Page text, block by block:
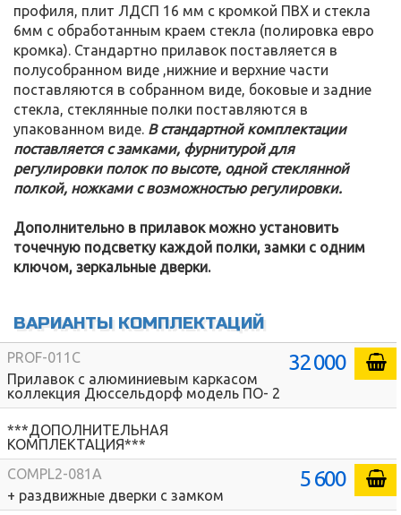
профиля, плит ЛДСП 16 мм с кромкой ПВХ и стекла
6мм с обработанным краем стекла (полировка евро
кромка). Стандартно прилавок поставляется в
полусобранном виде ,нижние и верхние части
поставляются в собранном виде, боковые и задние
стекла, стеклянные полки поставляются в
упакованном виде. В стандартной комплектации
поставляется с замками, фурнитурой для
регулировки полок по высоте, одной стеклянной
полкой, ножками с возможностью регулировки.
Дополнительно в прилавок можно установить
точечную подсветку каждой полки, замки с одним
ключом, зеркальные дверки.
ВАРИАНТЫ КОМПЛЕКТАЦИЙ
PROF-011C
Прилавок с алюминиевым каркасом
коллекция Дюссельдорф модель ПО- 2
32 000
***ДОПОЛНИТЕЛЬНАЯ
КОМПЛЕКТАЦИЯ***
COMPL2-081A
+ раздвижные дверки с замком
5 600